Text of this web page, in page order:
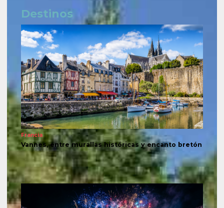
Destinos
Francia
Vannes, entre murallas históricas y encanto bretón